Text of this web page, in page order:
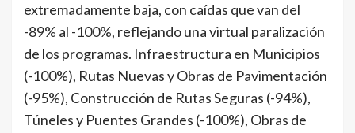
extremadamente baja, con caídas que van del
-89% al -100%, reflejando una virtual paralización
de los programas. Infraestructura en Municipios
(-100%), Rutas Nuevas y Obras de Pavimentación
(-95%), Construcción de Rutas Seguras (-94%),
Túneles y Puentes Grandes (-100%), Obras de